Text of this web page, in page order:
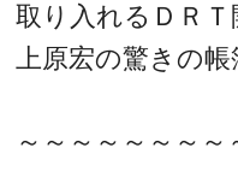
取り入れるＤＲＴ
上原宏の驚きの
～～～～～～～～